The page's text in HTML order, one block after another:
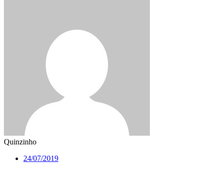
Quinzinho
24/07/2019